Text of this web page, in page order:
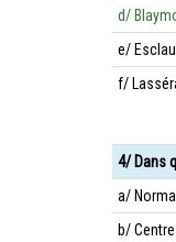
d/
e/
f/
4/ Dans
a/
b/